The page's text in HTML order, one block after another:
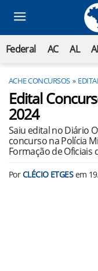
Federal AC AL
ACHE CONCURSOS
Edital
2024
Saiu edital no Diário
concurso na Polícia
Formação de Oficiais
PorCLÉCIO ETGESem